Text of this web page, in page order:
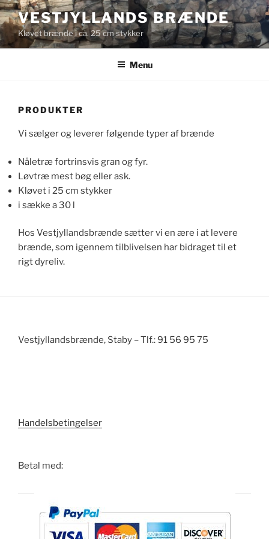
Videre
til
indhold
VESTJYLLANDS BRÆNDE
Kløvet brænde i ca. 25 cm stykker
Menu
PRODUKTER
Vi sælger og leverer følgende typer af brænde
Nåletræ fortrinsvis gran og fyr.
Løvtræ mest bøg eller ask.
Kløvet i 25 cm stykker
i sække a 30 l
Hos Vestjyllandsbrænde sætter vi en ære i at levere
brænde, som igennem tilblivelsen har bidraget til et
rigt dyreliv.
Vestjyllandsbrænde, Staby – Tlf.: 91 56 95 75
Handelsbetingelser
Betal med: